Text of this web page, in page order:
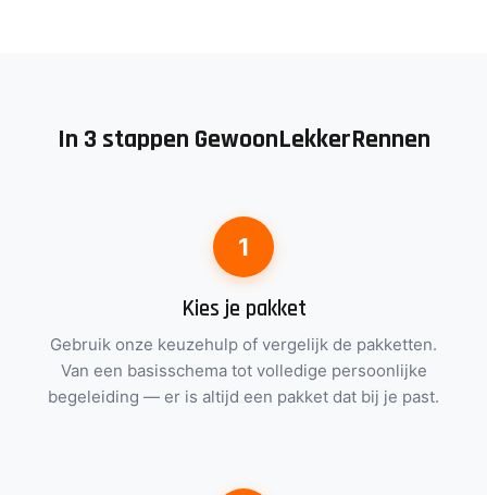
In 3 stappen GewoonLekkerRennen
Kies je pakket
Gebruik onze keuzehulp of vergelijk de pakketten.
Van een basisschema tot volledige persoonlijke
begeleiding — er is altijd een pakket dat bij je past.